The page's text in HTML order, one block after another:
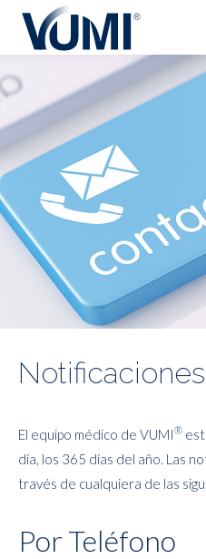
Notificaciones
El equipo médico de VUMI®
día, los 365 días del año. Las
través de cualquiera de las
Por Teléfono